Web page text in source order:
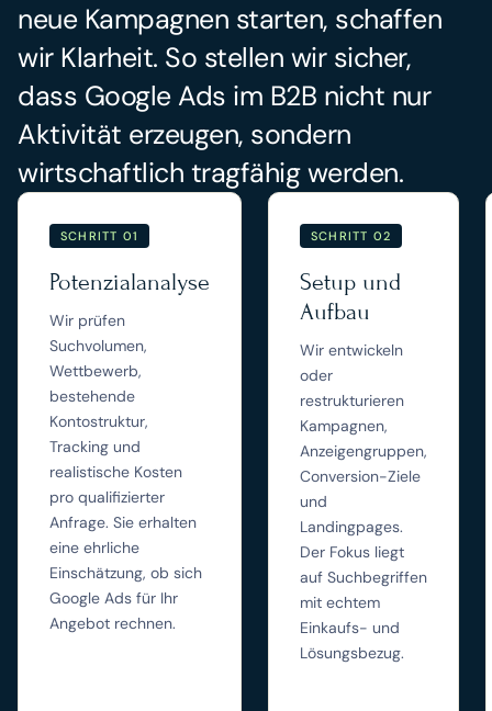
neue Kampagnen starten, schaffen
wir Klarheit. So stellen wir sicher,
dass Google Ads im B2B nicht nur
Aktivität erzeugen, sondern
wirtschaftlich tragfähig werden.
SCHRITT 01
Potenzialanalyse
Wir prüfen
Suchvolumen,
Wettbewerb,
bestehende
Kontostruktur,
Tracking und
realistische Kosten
pro qualifizierter
Anfrage. Sie erhalten
eine ehrliche
Einschätzung, ob sich
Google Ads für Ihr
Angebot rechnen.
SCHRITT 02
Setup und
Aufbau
Wir entwickeln
oder
restrukturieren
Kampagnen,
Anzeigengruppen,
Conversion-Ziele
und
Landingpages.
Der Fokus liegt
auf Suchbegriffen
mit echtem
Einkaufs- und
Lösungsbezug.